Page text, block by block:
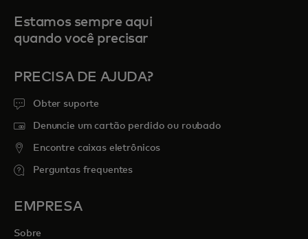
Estamos sempre aqui
quando você precisar
PRECISA DE AJUDA?
Obter suporte
Denuncie um cartão perdido ou roubado
Encontre caixas eletrônicos
Perguntas frequentes
EMPRESA
Sobre